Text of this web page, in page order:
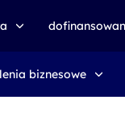
biznesowe